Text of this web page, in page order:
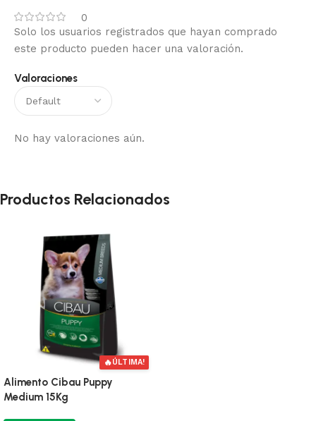
0
Valoraciones
No hay valoraciones aún.
Solo los usuarios registrados que hayan comprado
este producto pueden hacer una valoración.
Productos Relacionados
🔥ÚLTIMA!
Alimento Cibau Puppy
Medium 15Kg